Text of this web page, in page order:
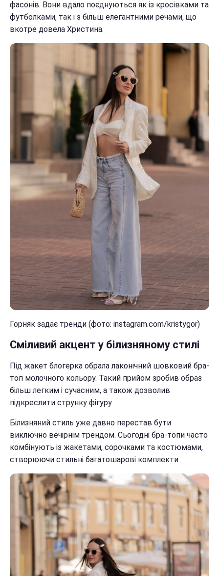
фасонів. Вони вдало поєднуються як із кросівками та
футболками, так і з більш елегантними речами, що
вкотре довела Христина.
Горняк задає тренди (фото: instagram.com/kristygor)
Сміливий акцент у білизняному стилі
Під жакет блогерка обрала лаконічний шовковий бра-
топ молочного кольору. Такий прийом зробив образ
більш легким і сучасним, а також дозволив
підкреслити струнку фігуру.
Білизняний стиль уже давно перестав бути
виключно вечірнім трендом. Сьогодні бра-топи часто
комбінують із жакетами, сорочками та костюмами,
створюючи стильні багатошарові комплекти.